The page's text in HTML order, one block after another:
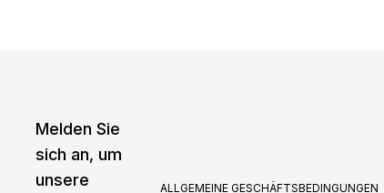
Melden Sie
sich an, um
unsere
ALLGEMEINE GESCHÄFTSBEDINGUNGEN